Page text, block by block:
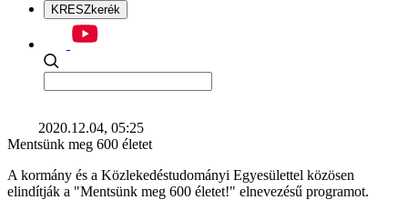
KRESZkerék
2020.12.04, 05:25
Mentsünk meg 600 életet
A kormány és a Közlekedéstudományi Egyesülettel közösen
elindítják a "Mentsünk meg 600 életet!" elnevezésű programot.